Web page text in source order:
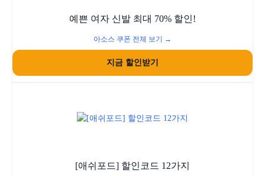
예쁜 여자 신발 최대 70% 할인!
아소스 쿠폰 전체 보기 →
지금 할인받기
[애쉬포드] 할인코드 12가지